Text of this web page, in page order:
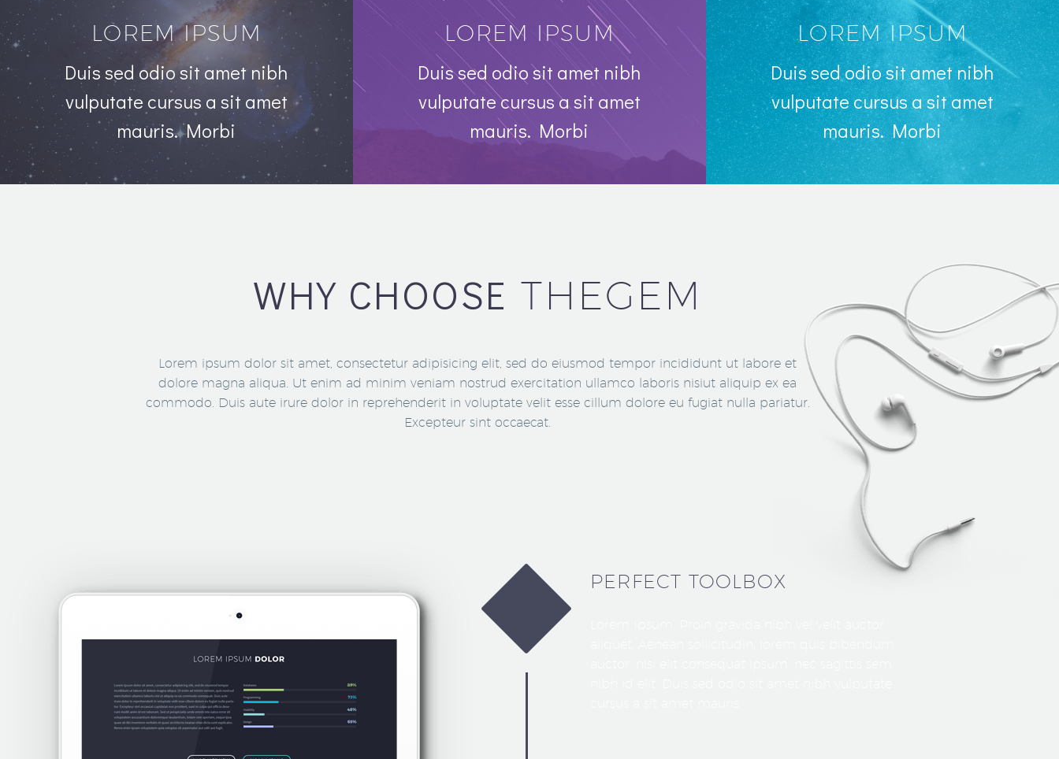
LOREM IPSUM
Duis sed odio sit amet nibh
vulputate cursus a sit amet
mauris. Morbi
LOREM IPSUM
Duis sed odio sit amet nibh
vulputatecursus a sit amet
mauris. Morbi
LOREM IPSUM
Duis sed odio sit amet nibh
vulputatecursus a sit amet
mauris. Morbi
WHY CHOOSE THEGEM
Lorem ipsum dolor sit amet, consectetur adipisicing elit, sed do eiusmod tempor incididunt ut labore et
dolore magna aliqua. Ut enim ad minim veniam nostrud exercitation ullamco laboris nisiut aliquip ex ea
commodo. Duis aute irure dolor in reprehenderit in voluptate velit esse cillum dolore eu fugiat nulla pariatur.
Excepteur sint occaecat.
PERFECT TOOLBOX